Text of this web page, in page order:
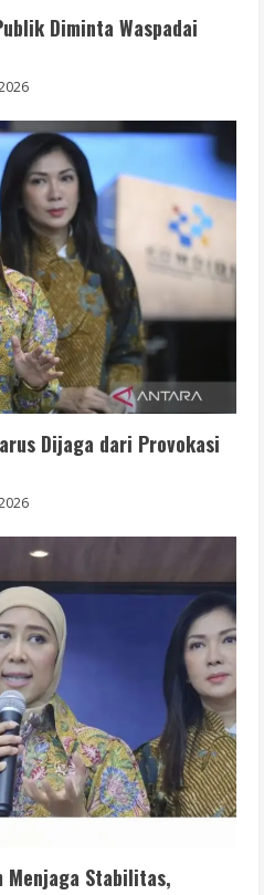
Diminta Waspadai
Dijaga dari Provokasi
Menjaga Stabilitas,